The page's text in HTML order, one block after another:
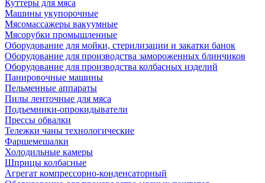
Куттеры для мяса
Машины укупорочные
Мясомассажеры вакуумные
Мясорубки промышленные
Оборудование для мойки, стерилизации и закатки банок
Оборудование для производства замороженных блинчиков
Оборудование для производства колбасных изделий
Панировочные машины
Пельменные аппараты
Пилы ленточные для мяса
Подъемники-опрокидыватели
Прессы обвалки
Тележки чаны технологические
Фаршемешалки
Холодильные камеры
Шприцы колбасные
Агрегат компрессорно-конденсаторный